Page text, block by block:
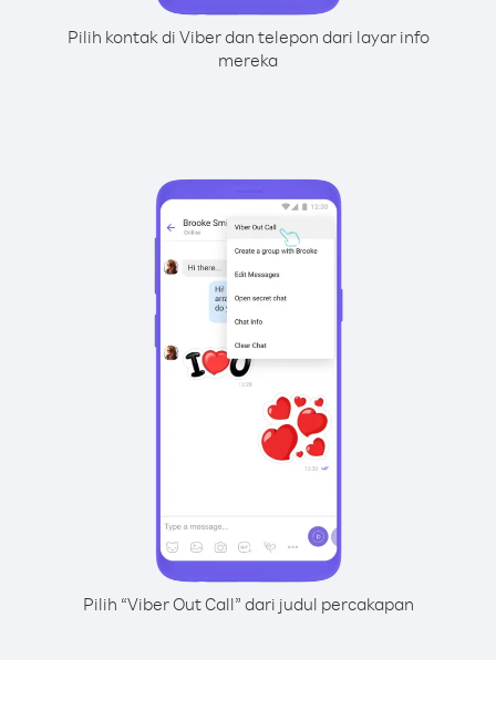
Pilih kontak di Viber dan telepon dari layar info
mereka
Pilih “Viber Out Call” dari judul percakapan